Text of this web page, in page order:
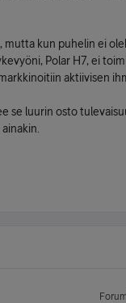
mutta kun puhelin ei
Polar H7, ei
aktiivisen
se luurin osto